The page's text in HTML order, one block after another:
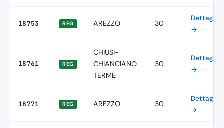
18753 REG AREZZO 30
Dettagli
→
18761 REG
CHIUSI-
CHIANCIANO
TERME
30
Dettagli
→
18771 REG AREZZO 30
Dettagli
→